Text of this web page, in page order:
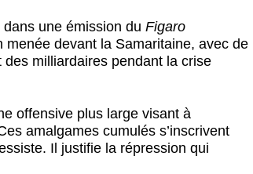
une émission du Figaro
menée devant la Samaritaine, avec de
des milliardaires pendant la crise
offensive plus large visant à
amalgames cumulés s’inscrivent
Il justifie la répression qui